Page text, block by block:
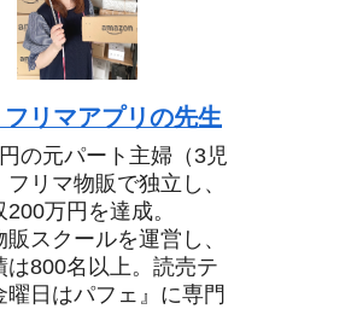
リマアプリの先生
の元パート主婦（3児
リマ物販で独立し、
万円を達成。
スクールを運営し、
は800名以上。読売テ
曜日はパフェ』に専門